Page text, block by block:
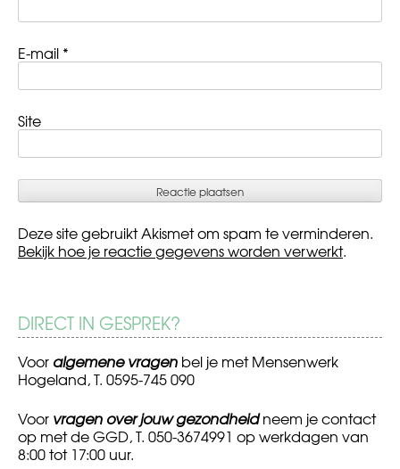
E-mail *
Site
Deze site gebruikt Akismet om spam te verminderen.
Bekijk hoe je reactie gegevens worden verwerkt.
DIRECT IN GESPREK?
Voor algemene vragen bel je met Mensenwerk
Hogeland, T. 0595-745 090
Voor vragen over jouw gezondheidneem je contact
op met de GGD, T. 050-3674991 op werkdagen van
8:00 tot 17:00 uur.